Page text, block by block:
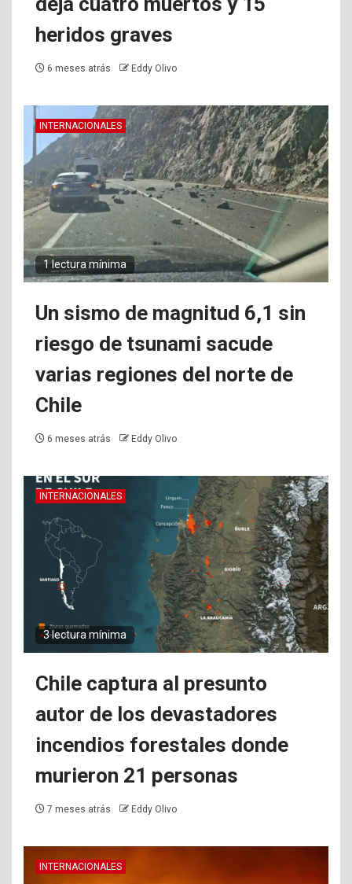
heridos graves
6 meses atrás Eddy Olivo
INTERNACIONALES
1 lectura mínima
Un sismo de magnitud 6,1 sin
riesgo de tsunami sacude
varias regiones del norte de
Chile
6 meses atrás Eddy Olivo
INTERNACIONALES
3 lectura mínima
Chile captura al presunto
autor de los devastadores
incendios forestales donde
murieron 21 personas
7 meses atrás Eddy Olivo
INTERNACIONALES